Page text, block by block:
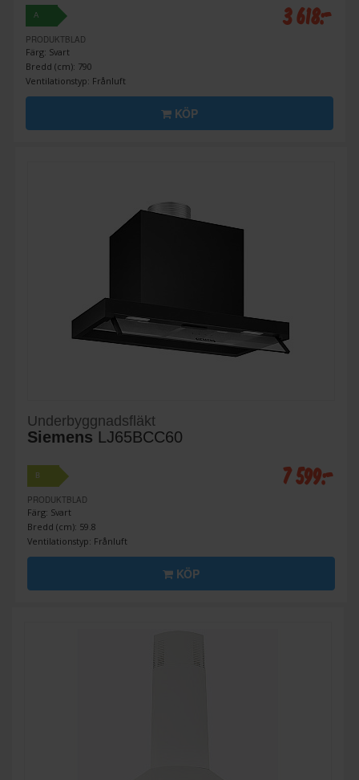
A
PRODUKTBLAD
Färg: Svart
Bredd (cm): 790
Ventilationstyp: Frånluft
3 618:-
KÖP
Underbyggnadsfläkt
Siemens LJ65BCC60
B
PRODUKTBLAD
Färg: Svart
Bredd (cm): 59.8
Ventilationstyp: Frånluft
7 599:-
KÖP